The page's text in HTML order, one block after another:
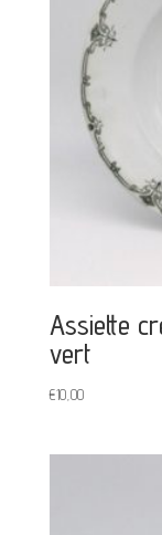
Assiette
vert
€10,00